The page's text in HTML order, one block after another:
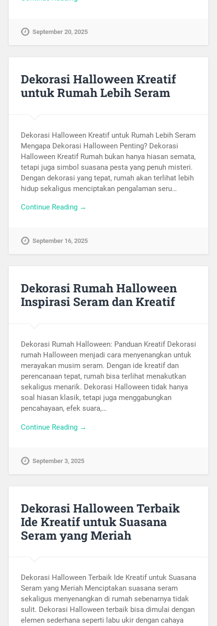
September 20, 2025
Dekorasi Halloween Kreatif
untuk Rumah Lebih Seram
Dekorasi Halloween Kreatif untuk Rumah Lebih Seram
Mengapa Dekorasi Halloween Penting? Dekorasi
Halloween Kreatif Rumah bukan hanya hiasan semata,
tetapi juga simbol suasana pesta yang penuh misteri.
Dengan dekorasi yang tepat, rumah akan terlihat lebih
hidup sekaligus menciptakan pengalaman seru…
Continue Reading →
September 16, 2025
Dekorasi Rumah Halloween
Inspirasi Seram dan Kreatif
Dekorasi Rumah Halloween: Panduan Kreatif Dekorasi
rumah Halloween menjadi cara menyenangkan untuk
merayakan musim seram. Dengan ide kreatif dan
perencanaan tepat, rumah bisa terlihat menakutkan
sekaligus menarik. Dekorasi Halloween tidak hanya
soal hiasan klasik, tetapi juga menggabungkan
pencahayaan, efek suara,…
Continue Reading →
September 3, 2025
Dekorasi Halloween Terbaik
Ide Kreatif untuk Suasana
Seram yang Meriah
Dekorasi Halloween Terbaik Ide Kreatif untuk Suasana
Seram yang Meriah Menciptakan suasana seram
sekaligus menyenangkan di rumah sebenarnya tidak
sulit. Dekorasi Halloween terbaik bisa dimulai dengan
elemen sederhana seperti labu ukir dengan cahaya